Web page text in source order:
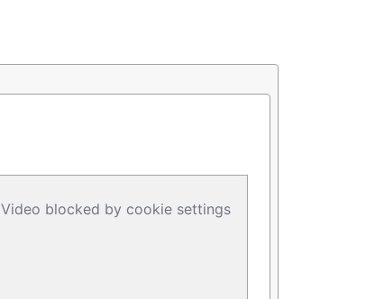
Video blocked by cookie settings